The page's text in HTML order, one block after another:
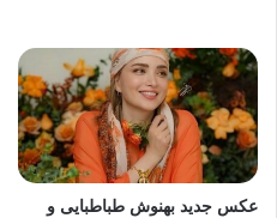
عکس جدید بهنوش طباطبایی و